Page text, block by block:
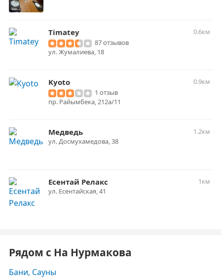
Timatey
0.6км
87 отзывов
ул. Жумалиева, 18
Kyoto
0.9км
1 отзыв
пр. Райымбека, 212а/11
Медведь
1.2км
ул. Досмухамедова, 38
Есентай Релакс
1км
​ул. Есентайская, 41​
Рядом с На Нурмакова
Бани, Сауны